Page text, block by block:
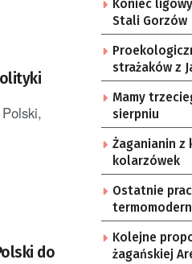
do
Koniec
Stali Gorzów
strażaków z
Mamy
sierpniu
Żaganianin z
kolarzówek
Ostatnie
żarskiego
Kolejne
żagańskiej